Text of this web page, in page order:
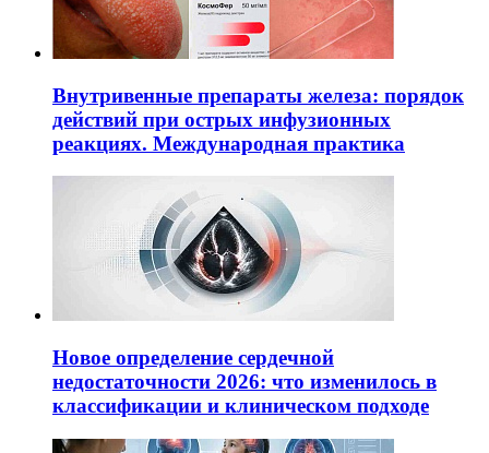
Внутривенные препараты железа: порядок
действий при острых инфузионных
реакциях. Международная практика
Новое определение сердечной
недостаточности 2026: что изменилось в
классификации и клиническом подходе